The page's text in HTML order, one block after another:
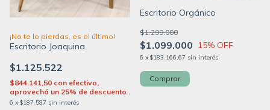
Escritorio Joaquina
$1.125.522
6 x $187.587 sin interés
$844.141,50 con efectivo,
aprovechá un 25% de descuento .
¡No te lo pierdas, es el último!
Escritorio Orgánico
$1.099.000
$1.299.000
15% OFF
6 x $183.166,67 sin interés